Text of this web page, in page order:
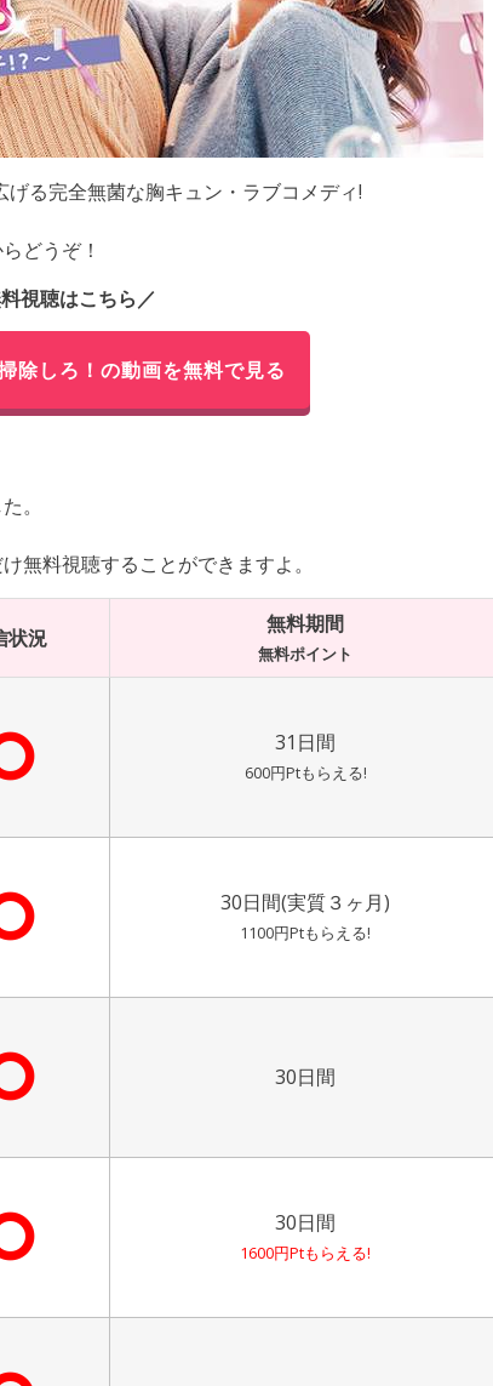
る完全無菌な胸キュン・ラブコメディ!
どうぞ！
視聴はこちら／
除しろ！の動画を無料で見る
。
無料視聴することができますよ。
状況
無料期間
無料ポイント
31日間
600円Ptもらえる!
30日間(実質３ヶ月)
1100円Ptもらえる!
30日間
30日間
1600円Ptもらえる!